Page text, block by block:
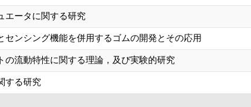
エータに関する研究
センシング機能を併用するゴムの開発とその応用
の流動特性に関する理論，及び実験的研究
する研究